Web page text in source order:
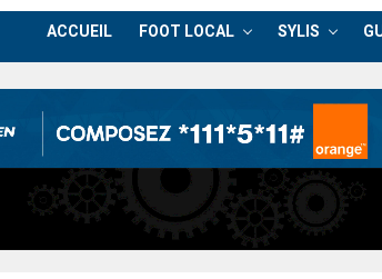
ACCUEIL FOOT LOCAL SYLIS